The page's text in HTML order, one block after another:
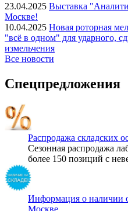
23.04.2025 Выставка
Москве!
10.04.2025 Новая роторная
"всё в одном" для ударного,
измельчения
Все новости
Спецпредложения
Распродажа складских
Сезонная распродажа
более 150 позиций с
Информация о наличии
Москве